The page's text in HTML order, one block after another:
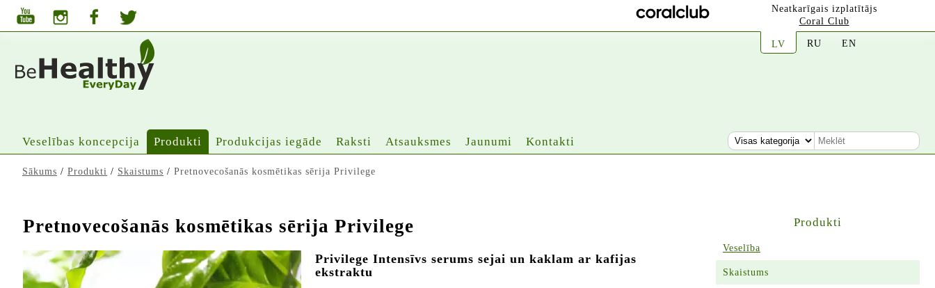
Neatkarīgais izplatītājs
Coral Club
LV RU EN
Veselības koncepcija Produkti Produkcijas iegāde Raksti Atsauksmes Jaunumi Kontakti
Sākums / Produkti / Skaistums / Pretnovecošanās kosmētikas sērija Privilege
Pretnovecošanās kosmētikas sērija Privilege
Privilege Intensīvs serums sejai un kaklam ar kafijas
ekstraktu
Produkti
Veselība
Skaistums